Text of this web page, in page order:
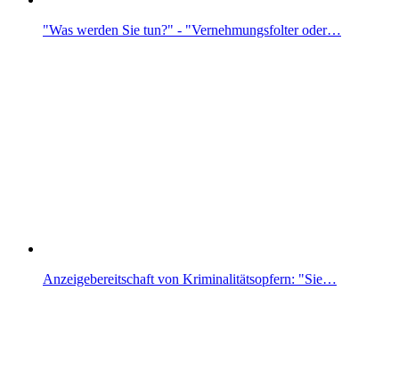
"Was werden Sie tun?" - "Vernehmungsfolter oder…
Anzeigebereitschaft von Kriminalitätsopfern: "Sie…